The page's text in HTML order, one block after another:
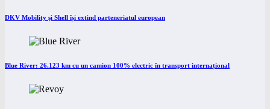
DKV Mobility și Shell își extind parteneriatul european
Blue River: 26.123 km cu un camion 100% electric în transport internațional